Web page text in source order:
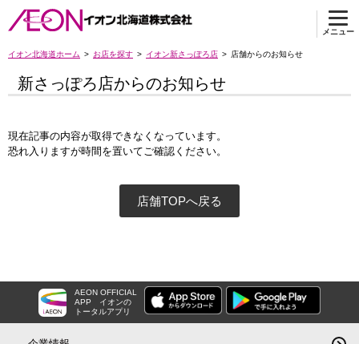
メニュー
イオン北海道ホーム お店を探す イオン新さっぽろ店 店舗からのお知らせ
新さっぽろ店からのお知らせ
現在記事の内容が取得できなくなっています。
恐れ入りますが時間を置いてご確認ください。
店舗TOPへ戻る
AEON OFFICIAL
APP
イオンの
トータルアプリ